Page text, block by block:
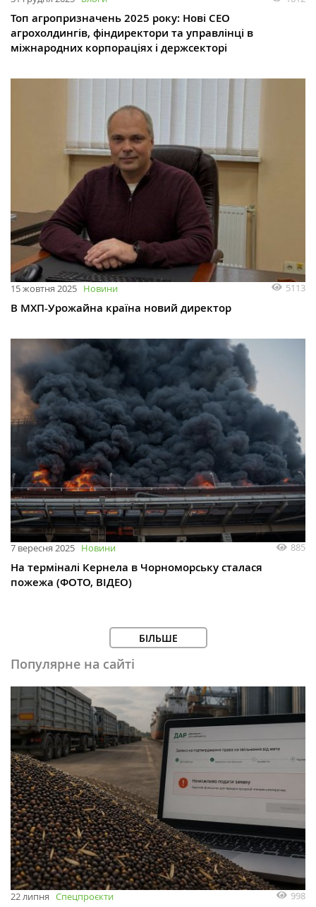
Топ агропризначень 2025 року: Нові СЕО
агрохолдингів, фіндиректори та управлінці в
міжнародних корпораціях і держсекторі
15 жовтня 2025 Новини 5113
В МХП-Урожайна країна новий директор
7 вересня 2025 Новини 885
На терміналі Кернела в Чорноморську сталася
пожежа (ФОТО, ВІДЕО)
БІЛЬШЕ
Популярне на сайті
22 липня Спецпроєкти 998